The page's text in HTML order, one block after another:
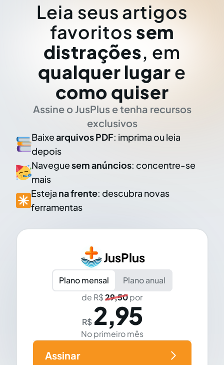
Leia seus artigos
favoritos sem
distrações, em
qualquer lugar e
como quiser
Assine o JusPlus e tenha recursos
exclusivos
Baixearquivos PDF: imprima ou leia
depois
Naveguesem anúncios: concentre-se
mais
Esteja na frente: descubra novas
ferramentas
JusPlus
Plano mensal
Plano anual
de R$29,50por
R$ 2,95
No primeiro mês
Assinar